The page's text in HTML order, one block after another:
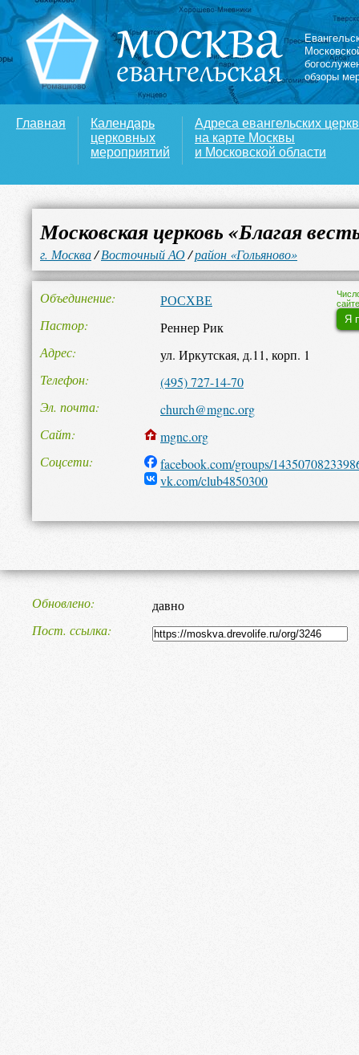
обзоры
Главная
Календарь
церковных
мероприятий
Адреса евангельских
на карте Москвы
и Московской области
Московская церковь «Благая
г. Москва/Восточный АО/район «Гольяново»
Я
Объединение
РОСХВЕ
Пастор
Реннер Рик
Адрес
ул. Иркутская, д.11, корп. 1
Телефон
(495) 727-14-70
Эл. почта
church@mgnc.org
Сайт
mgnc.org
Соцсети
facebook.com/groups/
vk.com/club4850300
Обновлено
давно
Пост. ссылка